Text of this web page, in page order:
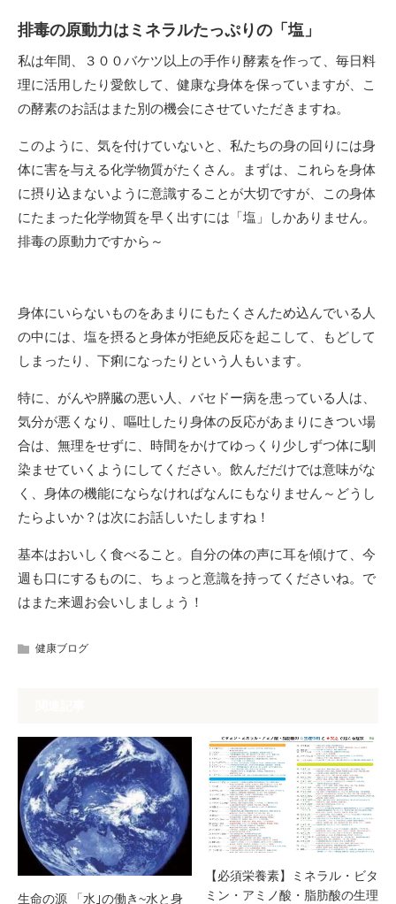
排毒の原動力はミネラルたっぷりの「塩」
私は年間、３００バケツ以上の手作り酵素を作って、毎日料
理に活用したり愛飲して、健康な身体を保っていますが、こ
の酵素のお話はまた別の機会にさせていただきますね。
このように、気を付けていないと、私たちの身の回りには身
体に害を与える化学物質がたくさん。まずは、これらを身体
に摂り込まないように意識することが大切ですが、この身体
にたまった化学物質を早く出すには「塩」しかありません。
排毒の原動力ですから～
身体にいらないものをあまりにもたくさんため込んでいる人
の中には、塩を摂ると身体が拒絶反応を起こして、もどして
しまったり、下痢になったりという人もいます。
特に、がんや膵臓の悪い人、バセドー病を患っている人は、
気分が悪くなり、嘔吐したり身体の反応があまりにきつい場
合は、無理をせずに、時間をかけてゆっくり少しずつ体に馴
染ませていくようにしてください。飲んだだけでは意味がな
く、身体の機能にならなければなんにもなりません～どうし
たらよいか？は次にお話しいたしますね！
基本はおいしく食べること。自分の体の声に耳を傾けて、今
週も口にするものに、ちょっと意識を持ってくださいね。で
はまた来週お会いしましょう！
健康ブログ
生命の源 「水｣の働き~水と身
【必須栄養素】ミネラル・ビタ
ミン・アミノ酸・脂肪酸の生理